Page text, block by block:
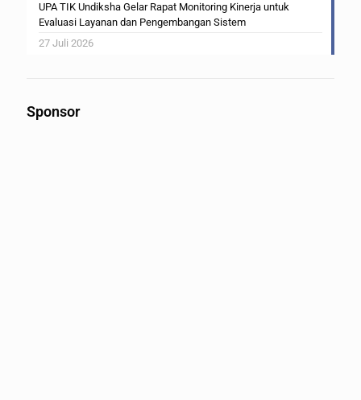
UPA TIK Undiksha Gelar Rapat Monitoring Kinerja untuk
Evaluasi Layanan dan Pengembangan Sistem
27 Juli 2026
Sponsor